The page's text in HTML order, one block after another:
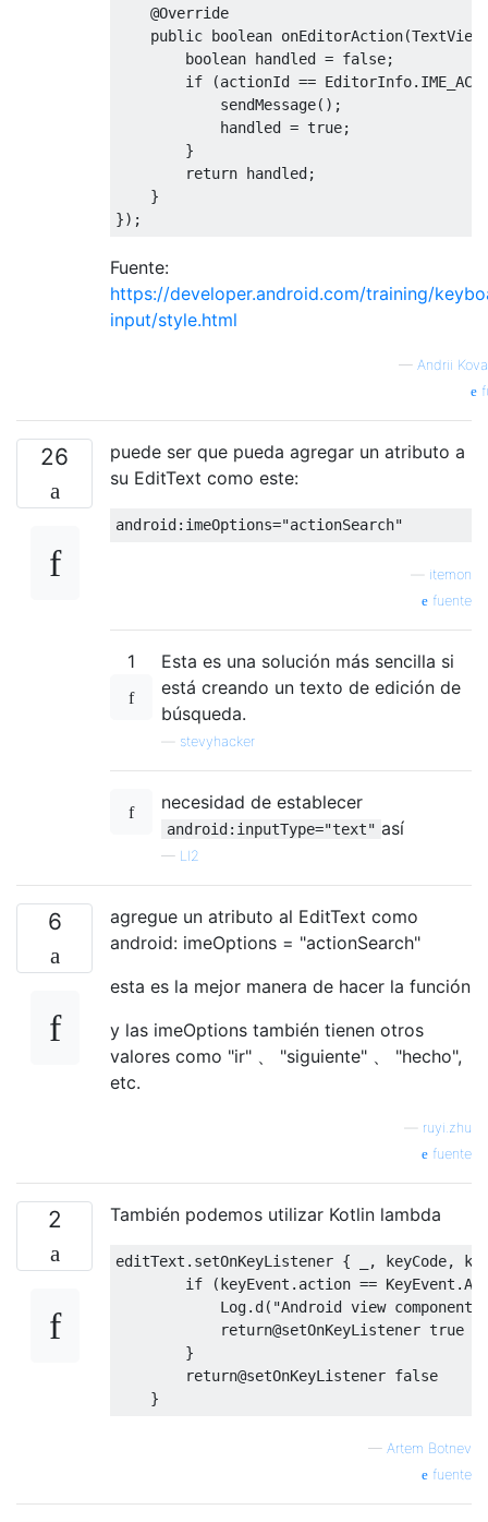
@Override
public boolean onEditorAction(TextView
boolean handled = false;
if
(actionId == EditorInfo.
            sendMessage
();
            handled
= true;
}
return handled;
}
});
Fuente:
https://developer.android.com/training/
input/style.html
— Andrii
26
puede ser que pueda agregar un atributo a
su EditText como este:
android: imeOptions="actionSearch"
itemon
fuente
1
Esta es una solución más sencilla si
está creando un texto de edición de
búsqueda.
stevyhacker
necesidad de establecer
android:inputType="text" así
— LI2
6
agregue un atributo al EditText como
android: imeOptions = "actionSearch"
esta es la mejor manera de hacer la función
y las imeOptions también tienen otros
valores como "ir" 、 "siguiente" 、 "hecho",
etc.
ruyi.zhu
fuente
2 También podemos utilizar Kotlin lambda
editText . setOnKeyListener { , keyCode,
if
(keyEvent . action == KeyEvent .
Log. d( "Android view component"
return@setOnKeyListener true
}
return@setOnKeyListener false
}
— Artem Botnev
fuente